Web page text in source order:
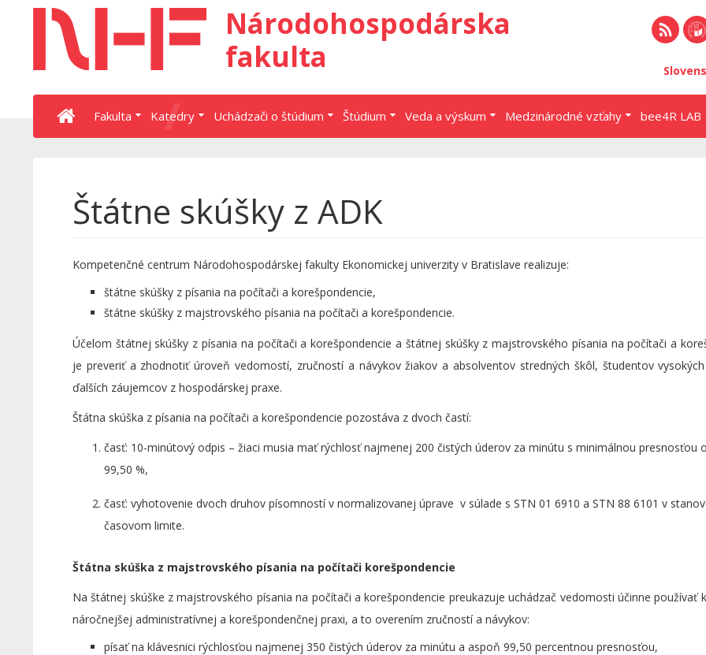
Národohospodárska
fakulta
Fakulta Katedry Uchádzači o štúdium Štúdium Veda a výskum Medzinárodné vzťahy bee4R LAB
Štátne skúšky z ADK
Kompetenčné centrum Národohospodárskej fakulty Ekonomickej univerzity v Bratislave realizuje:
štátne skúšky z písania na počítači a korešpondencie,
štátne skúšky z majstrovského písania na počítači a korešpondencie.
Účelom štátnej skúšky z písania na počítači a korešpondencie a štátnej skúšky z majstrovského písania na počítači a
je preveriť a zhodnotiť úroveň vedomostí, zručností a návykov žiakov a absolventov stredných škôl, študentov
ďalších záujemcov z hospodárskej praxe.
Štátna skúška z písania na počítači a korešpondencie pozostáva z dvoch častí:
časť: 10-minútový odpis – žiaci musia mať rýchlosť najmenej 200 čistých úderov za minútu s minimálnou presnosťou
99,50 %,
časť: vyhotovenie dvoch druhov písomností v normalizovanej úprave v súlade s STN 01 6910 a STN 88 6101 v
časovom limite.
Štátna skúška z majstrovského písania na počítači korešpondencie
Na štátnej skúške z majstrovského písania na počítači a korešpondencie preukazuje uchádzač vedomosti účinne používať
náročnejšej administratívnej a korešpondenčnej praxi, a to overením zručností a návykov:
písať na klávesnici rýchlosťou najmenej 350 čistých úderov za minútu a aspoň 99,50 percentnou presnosťou,